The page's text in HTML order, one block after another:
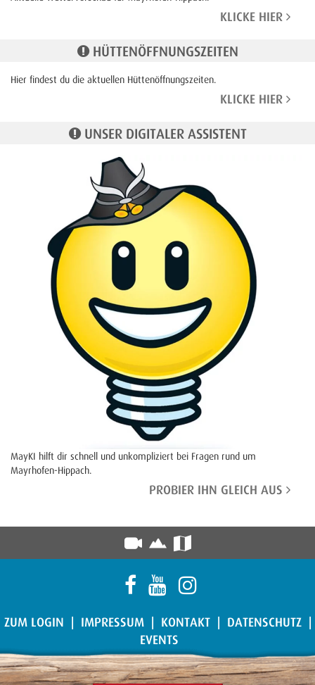
KLICKE HIER
HÜTTENÖFFNUNGSZEITEN
Hier findest du die aktuellen Hüttenöffnungszeiten.
KLICKE HIER
UNSER DIGITALER ASSISTENT
MayKI hilft dir schnell und unkompliziert bei Fragen rund um
Mayrhofen-Hippach.
PROBIER IHN GLEICH AUS
ZUM LOGIN | IMPRESSUM| KONTAKT| DATENSCHUTZ|
EVENTS